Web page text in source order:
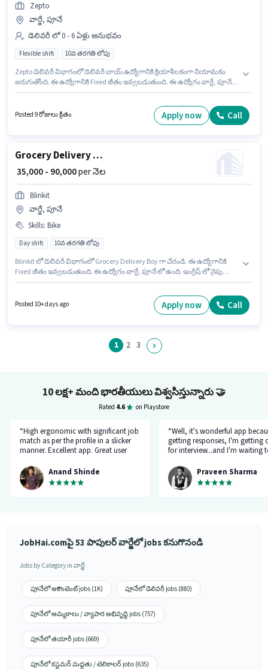
Zepto
వార్జే, పూనే
డెలివరీ లో 0 - 6 ఏళ్లు అనుభవం
Flexible shift 10వ తరగతి లోపు
Zepto డెలివరీ విభాగంలో డెలివరీ బాయ్ ఉద్యోగానికి క్రియాశీలకంగా నియామకం
జరుగుతోంది. ఈ ఉద్యోగానికి Fixed జీతం ఇవ్వబడుతుంది. ఈ ఉద్యోగం వార్జే, పూనే
అనుకూలంగా ఉంటుంది. మీరు నెలకు ₹40000 వరకు సంపాదించవచ్చు. ఈ ఉద్యోగం
Posted 9 రోజులు క్రితం Apply now Call
Grocery Delivery Boy
₹ 35,000 - 90,000per నెల
Blinkit
వార్జే, పూనే
Skills: Bike
Day shift 10వ తరగతి లోపు
Blinkit లో డెలివరీ విభాగంలో Grocery Delivery Boy గా చేరండి. ఈ ఉద్యోగానికి
Fixed జీతం ఇవ్వబడుతుంది. ఈ ఉద్యోగం వార్జే, పూనే లో ఉంది. ఇంగ్లీష్ లో నైపుణ్యం
వద్ద Bike ఉండాలి.
Posted 10+ days ago Apply now Call
1 2 3
10 లక్ష+ మంది భారతీయులు విశ్వసిస్తున్నారు🤝
Rated 4.6 on Playstore
“High ergonomic with significant job
match as per the profile in a slicker
manner. Excellent app. Great user
Anand Shinde
“Well, it's wonderful app
getting responses, I'm getting
for interview...and I'm waiting
Praveen Sharma
JobHai.comపై 53 పాపులర్ వార్జేలో jobs కనుగొనండి
Jobs by Category in వార్జే
పూనేలో అకౌంటెంట్ jobs (1K) పూనేలో డెలివరీ jobs (880)
పూనేలో అమ్మకాలు / వ్యాపార అభివృద్ధి jobs (757)
పూనేలో తయారీ jobs (669)
పూనేలో కస్టమర్ మద్దతు / టెలికాలర్ jobs (635)